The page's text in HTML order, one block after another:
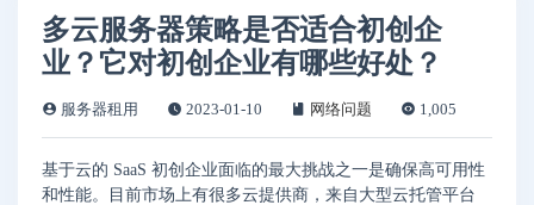
多云服务器策略是否适合初创企
业？它对初创企业有哪些好处？
服务器租用 2023-01-10 网络问题 1,005
基于云的 SaaS 初创企业面临的最大挑战之一是确保高可用性
和性能。目前市场上有很多云提供商，来自大型云托管平台